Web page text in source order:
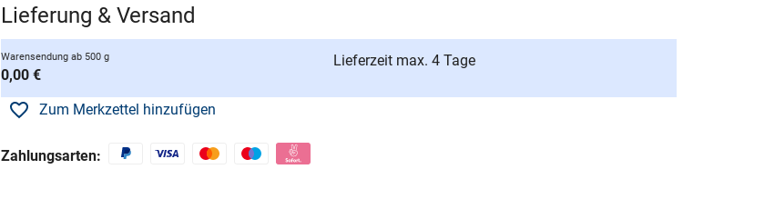
Lieferung & Versand
Warensendung ab 500 g
0,00 €
Lieferzeit max. 4 Tage
Zum Merkzettel hinzufügen
Zahlungsarten: